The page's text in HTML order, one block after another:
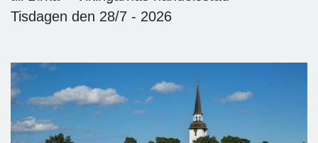
Tisdagen den 28/7 - 2026